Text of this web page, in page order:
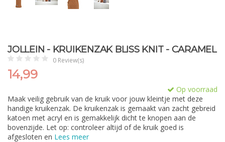
JOLLEIN - KRUIKENZAK BLISS KNIT - CARAMEL
0 Review(s)
14,99
Op voorraad
Maak veilig gebruik van de kruik voor jouw kleintje met deze
handige kruikenzak. De kruikenzak is gemaakt van zacht gebreid
katoen met acryl en is gemakkelijk dicht te knopen aan de
bovenzijde. Let op: controleer altijd of de kruik goed is
afgesloten en Lees meer